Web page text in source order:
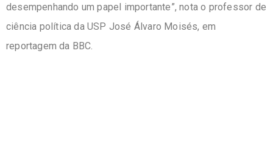
desempenhando um papel importante”, nota o professor de
ciência política da USP José Álvaro Moisés, em
reportagem da BBC.